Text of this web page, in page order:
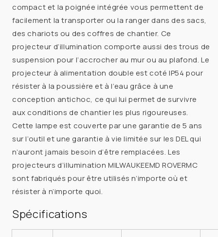
compact et la poignée intégrée vous permettent de
facilement la transporter ou la ranger dans des sacs,
des chariots ou des coffres de chantier. Ce
projecteur d’illumination comporte aussi des trous de
suspension pour l’accrocher au mur ou au plafond. Le
projecteur à alimentation double est coté IP54 pour
résister à la poussière et à l’eau grâce à une
conception antichoc, ce qui lui permet de survivre
aux conditions de chantier les plus rigoureuses.
Cette lampe est couverte par une garantie de 5 ans
sur l’outil et une garantie à vie limitée sur les DEL qui
n’auront jamais besoin d’être remplacées. Les
projecteurs d’illumination MILWAUKEEMD ROVERMC
sont fabriqués pour être utilisés n’importe où et
résister à n’importe quoi.
Spécifications